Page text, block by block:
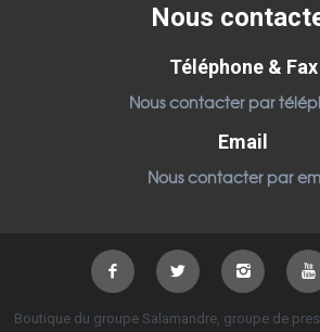
Nous
Téléphone & Fax
Nous contacter par
Email
Nous contacter par
Boutique du groupe Salamandre, groupe de